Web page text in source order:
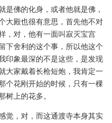
是佛的化身，或者他就是佛，
大殿也很有意思，首先他不对
，对，他有一面叫寂灭宝宫
下舍利的这个事，所以他这个
印象最深的不是这些，是发现
大家戴着长枪短炮，我肯定一
个花刚开始的时候，只有一棵
树上的花多。
觉，对，而这通渡寺本身其实